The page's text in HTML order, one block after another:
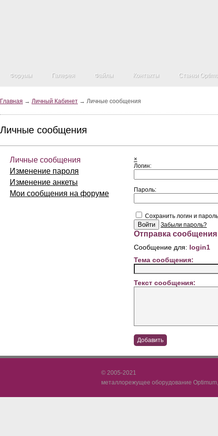
Форумы Галерея Файлы Контакты Станки
Главная → Личный Кабинет → Личные сообщения
Личные сообщения
Личные сообщения
Изменение пароля
Изменение анкеты
Мои сообщения на форуме
×
Логин:
Пароль:
Сохранить логин и пароль
Забыли пароль?
Отправка сообщения
Сообщение для: login1
Тема сообщения:
Текст сообщения:
© 2005-2021
металлорежущее оборудование